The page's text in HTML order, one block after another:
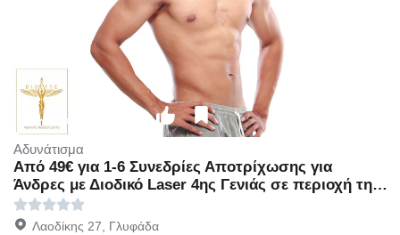
-51%
Αδυνάτισμα
Από 49€ για 1-6 Συνεδρίες Αποτρίχωσης για
Άνδρες με Διοδικό Laser 4ης Γενιάς σε περιοχή της
επιλογής σας, στον πολυχώρο του Divette
Aesthetic Medical Centre στην Γλυφάδα.
Λαοδίκης 27, Γλυφάδα